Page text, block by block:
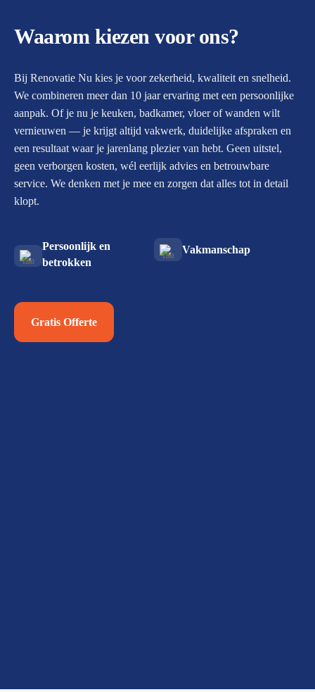
Waarom kiezen voor ons?
Bij Renovatie Nu kies je voor zekerheid, kwaliteit en snelheid.
We combineren meer dan 10 jaar ervaring met een persoonlijke
aanpak. Of je nu je keuken, badkamer, vloer of wanden wilt
vernieuwen — je krijgt altijd vakwerk, duidelijke afspraken en
een resultaat waar je jarenlang plezier van hebt. Geen uitstel,
geen verborgen kosten, wél eerlijk advies en betrouwbare
service. We denken met je mee en zorgen dat alles tot in detail
klopt.
Vakmanschap
Persoonlijk en
betrokken
Gratis Offerte